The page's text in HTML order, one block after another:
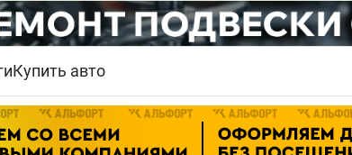
Купить авто